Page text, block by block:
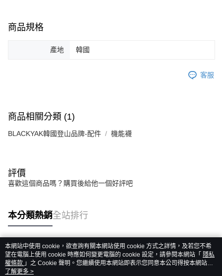
商品規格
產地 韓國
客服
商品相關分類 (1)
BLACKYAK韓國登山品牌-配件 機能襪
評價
喜歡這個商品嗎？購買後給他一個好評吧
本分類熱銷全站排行
熱門標籤
本網站中使用 cookie，欲查詢有關本網站使用 cookie 方式之詳情，及若您不希
望在電腦上使用 cookie 時應如何變更電腦的 cookie 設定，請參閱本網站「 隱私
權條款 」之 Cookie 聲明。您繼續使用本網站即表示您同意本公司得按本網站使
用條款之 Cookie 聲明使用 cookie。
了解更多 >